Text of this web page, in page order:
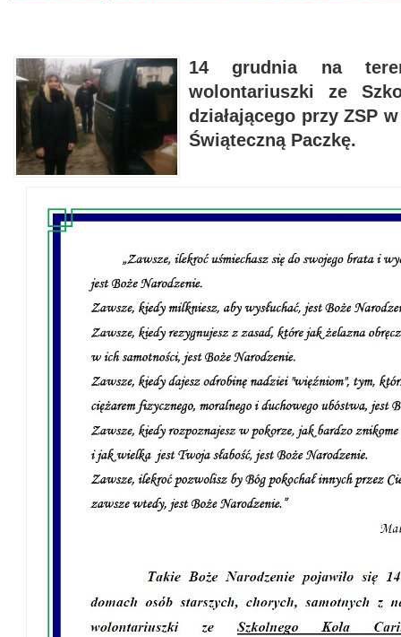
14 grudnia na
wolontariuszki ze
działającego przy ZSP
Świąteczną Paczkę.